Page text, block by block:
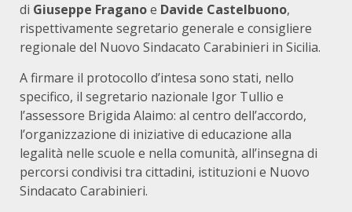
di Giuseppe Fraganoe Davide Castelbuono,
rispettivamente segretario generale e consigliere
regionale del Nuovo Sindacato Carabinieri in Sicilia.
A firmare il protocollo d’intesa sono stati, nello
specifico, il segretario nazionale Igor Tullio e
l’assessore Brigida Alaimo: al centro dell’accordo,
l’organizzazione di iniziative di educazione alla
legalità nelle scuole e nella comunità, all’insegna di
percorsi condivisi tra cittadini, istituzioni e Nuovo
Sindacato Carabinieri.